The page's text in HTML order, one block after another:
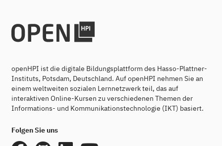
openHPI ist die digitale Bildungsplattform des Hasso-Plattner-
Instituts, Potsdam, Deutschland. Auf openHPI nehmen Sie an
einem weltweiten sozialen Lernnetzwerk teil, das auf
interaktiven Online-Kursen zu verschiedenen Themen der
Informations- und Kommunikationstechnologie (IKT) basiert.
Folgen Sie uns